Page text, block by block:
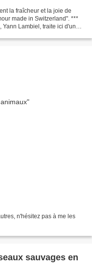
la fraîcheur et la joie de
made in Switzerland". ***
Lambiel, traite ici d'un
n'hésitez pas à me les
sauvages en